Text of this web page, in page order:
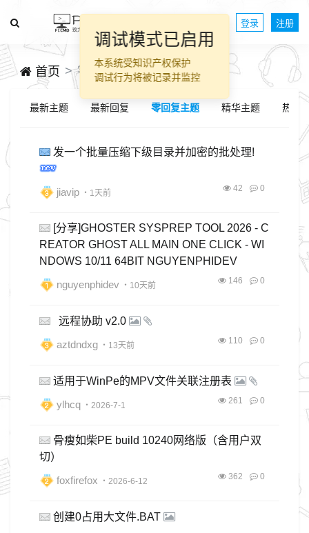
登录 注册
首页 零回复主题
最新主题 最新回复 零回复主题 精华主题 热帖
发一个批量压缩下级目录并加密的批处理!
jiavip ・1天前 42 0
[分享]GHOSTER SYSPREP TOOL 2026 - C
REATOR GHOST ALL MAIN ONE CLICK - WI
NDOWS 10/11 64BIT NGUYENPHIDEV
nguyenphidev ・10天前 146 0
远程协助 v2.0
aztdndxg ・13天前 110 0
适用于WinPe的MPV文件关联注册表
ylhcq ・2026-7-1 261 0
骨瘦如柴PE build 10240网络版（含用户双
切）
foxfirefox ・2026-6-12 362 0
创建0占用大文件.BAT
调试模式已启用
本系统受知识产权保护
调试行为将被记录并监控